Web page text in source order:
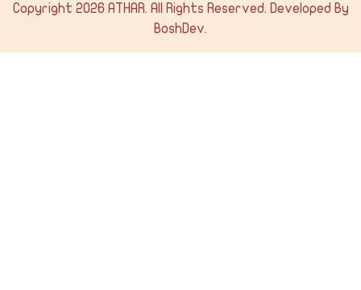
Copyright 2026 ATHAR. All Rights Reserved. Developed By
BoshDev.